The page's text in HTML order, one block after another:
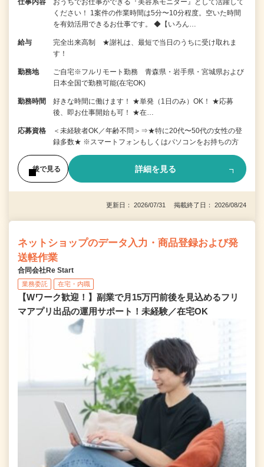
仕事内容
おうちでお仕事ができる『美容系モニター』として活躍して
ください！ 1案件の作業時間は5分〜10分程度。空いた時間
を有効活用できるお仕事です。 ◆【いろん…
給与
完全出来高制 ★謝礼は、最短で当日のうちに受け取れま
す！
勤務地
ご自宅※フルリモート勤務 青森県・岩手県・宮城県および
日本全国で勤務可能(在宅OK)
勤務時間
好きな時間に働けます！ ★単発（1日のみ）OK！ ★応募
後、即お仕事開始も可！ ★在…
応募資格
＜未経験者OK／年齢不問＞⇒★特に20代〜50代の女性の登
録多数★ ※スマートフォンもしくはパソコンをお持ちの方
後で見る 詳細を見る
更新日： 2026/07/31 掲載終了日： 2026/08/24
ネットショップのデータ入力・商品登録および発
送軽作業
合同会社Re Start
業務委託 在宅・内職
【Wワーク歓迎！】副業で月15万円前後を見込めるフリ
マアプリ出品の運用サポート！未経験／在宅OK